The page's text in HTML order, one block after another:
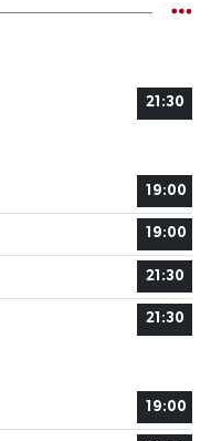
21:30
19:00
19:00
21:30
21:30
19:00